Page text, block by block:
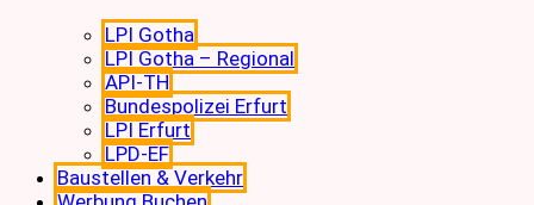
LPI Gotha
LPI Gotha – Regional
API-TH
Bundespolizei Erfurt
LPI Erfurt
LPD-EF
Baustellen & Verkehr